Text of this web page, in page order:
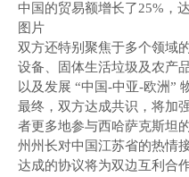
中国的贸易额增长了25%，
图片
双方还特别聚焦于多个领域
设备、固体生活垃圾及农产
以及发展 “中国-中亚-欧洲”
最终，双方达成共识，将加
者更多地参与西哈萨克斯坦
州州长对中国江苏省的热情
达成的协议将为双边互利合